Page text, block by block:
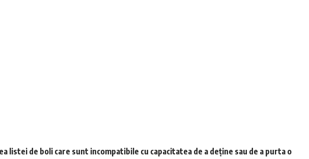
listei de boli care sunt incompatibile cu capacitatea de a deține sau de a purta o